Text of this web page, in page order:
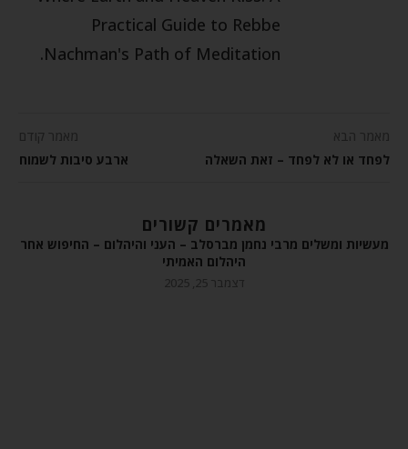
Practical Guide to Rebbe
Nachman's Path of Meditation.
מאמר הבא
לפחד או לא לפחד – זאת השאלה
מאמר קודם
ארבע סיבות לשמוח
מאמרים קשורים
מעשיות ומשלים מרבי נחמן מברסלב – העני והיהלום – החיפוש אחר
היהלום האמיתי
דצמבר 25, 2025